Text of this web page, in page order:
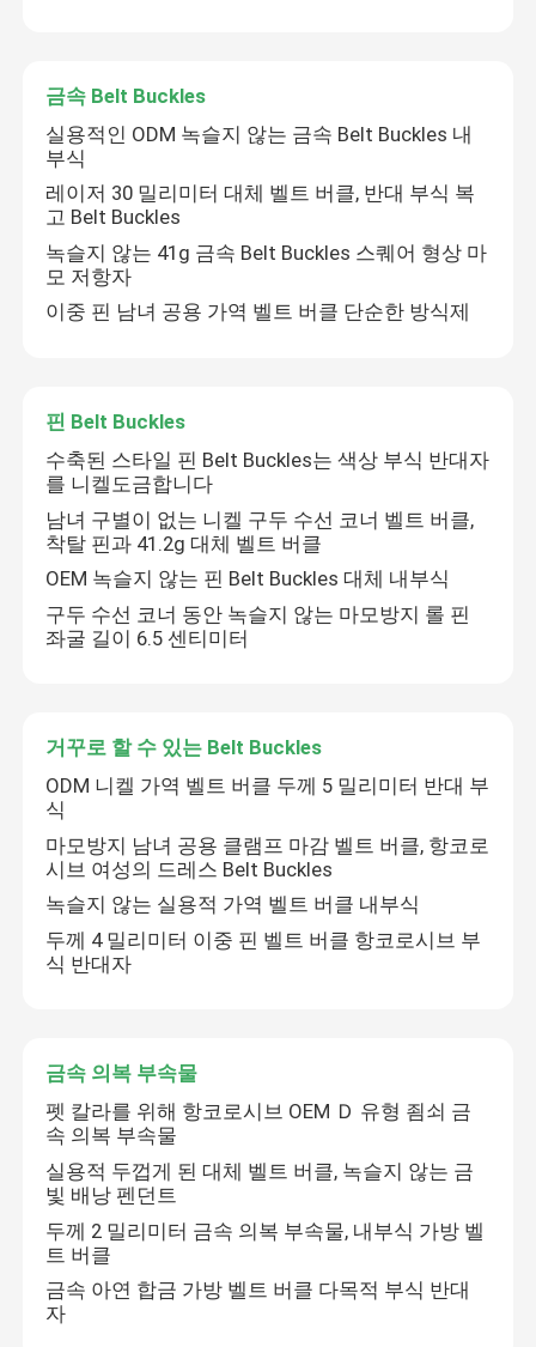
금속 Belt Buckles
실용적인 ODM 녹슬지 않는 금속 Belt Buckles 내
부식
레이저 30 밀리미터 대체 벨트 버클, 반대 부식 복
고 Belt Buckles
녹슬지 않는 41g 금속 Belt Buckles 스퀘어 형상 마
모 저항자
이중 핀 남녀 공용 가역 벨트 버클 단순한 방식제
핀 Belt Buckles
수축된 스타일 핀 Belt Buckles는 색상 부식 반대자
를 니켈도금합니다
남녀 구별이 없는 니켈 구두 수선 코너 벨트 버클,
착탈 핀과 41.2g 대체 벨트 버클
OEM 녹슬지 않는 핀 Belt Buckles 대체 내부식
구두 수선 코너 동안 녹슬지 않는 마모방지 롤 핀
좌굴 길이 6.5 센티미터
거꾸로 할 수 있는 Belt Buckles
ODM 니켈 가역 벨트 버클 두께 5 밀리미터 반대 부
식
마모방지 남녀 공용 클램프 마감 벨트 버클, 항코로
시브 여성의 드레스 Belt Buckles
녹슬지 않는 실용적 가역 벨트 버클 내부식
두께 4 밀리미터 이중 핀 벨트 버클 항코로시브 부
식 반대자
금속 의복 부속물
펫 칼라를 위해 항코로시브 OEM Ｄ 유형 죔쇠 금
속 의복 부속물
실용적 두껍게 된 대체 벨트 버클, 녹슬지 않는 금
빛 배낭 펜던트
두께 2 밀리미터 금속 의복 부속물, 내부식 가방 벨
트 버클
금속 아연 합금 가방 벨트 버클 다목적 부식 반대
자